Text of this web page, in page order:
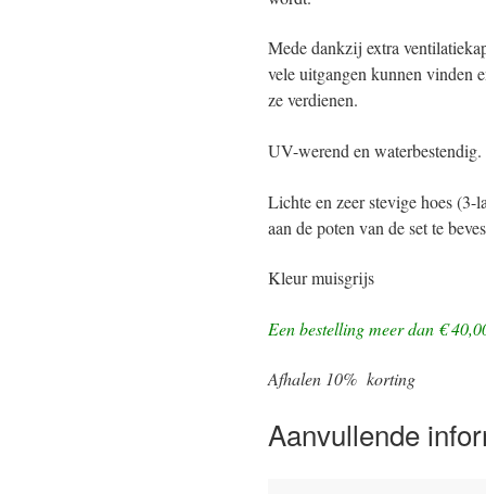
Mede dankzij extra
vele uitgangen kunnen vinden
ze verdienen.
UV-werend en waterbestendig.
Lichte en zeer stevige hoes (3-
aan de poten van de set te
Kleur muisgrijs
Een bestelling meer dan €
Afhalen 10% korting
Aanvullende